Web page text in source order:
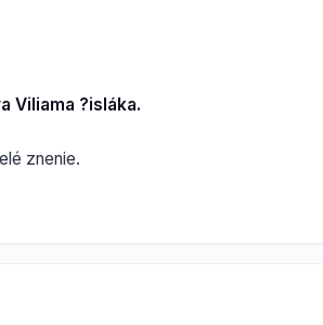
Viliama ?isláka.
znenie.